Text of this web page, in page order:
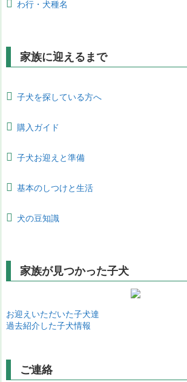
わ行・犬種名
家族に迎えるまで
子犬を探している方へ
購入ガイド
子犬お迎えと準備
基本のしつけと生活
犬の豆知識
家族が見つかった子犬
お迎えいただいた子犬達
過去紹介した子犬情報
ご連絡